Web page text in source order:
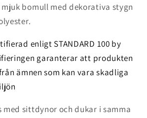
bomull med dekorativa stygn
enligt STANDARD 100 by
garanterar att produkten
ämnen som kan vara skadliga
sittdynor och dukar i samma